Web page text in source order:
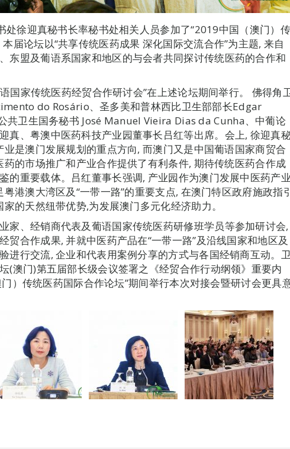
处徐迎真秘书长率秘书处相关人员参加了“2019中国（澳门）传
届论坛以“共享传统医药成果 深化国际交流合作”为主题, 来自
东盟及葡语系国家和地区的与会者共同探讨传统医药的合作和
国家传统医药经贸合作研讨会”在上述论坛期间举行。 佛得角
do Rosário、圣多美和普林西比卫生部部长Edgar
共卫生国务秘书 José Manuel Vieira Dias da Cunha、中葡论
真、粤澳中医药科技产业园董事长吕红等出席。会上, 徐迎真
是澳门发展规划的重点方向, 而澳门又是中国葡语国家商贸合
的市场推广和产业合作提供了有利条件, 期待传统医药合作成
的重要载体。吕红董事长强调, 产业园作为澳门发展中医药产业
港澳大湾区及“一带一路”的重要支点, 在澳门特区政府施政指
的天然纽带优势,为发展澳门多元化经济助力。
家、经销商代表及葡语国家传统医药研修班学员等参加研讨会,
贸合作成果, 并就中医药产品在“一带一路”及沿线国家和地区及
进行交流, 企业和代表用案例分享的方式与各国经销商互动。卫
(澳门)第五届部长级会议签署之《经贸合作行动纲领》重要内
）传统医药国际合作论坛”期间举行本次对接会暨研讨会更具